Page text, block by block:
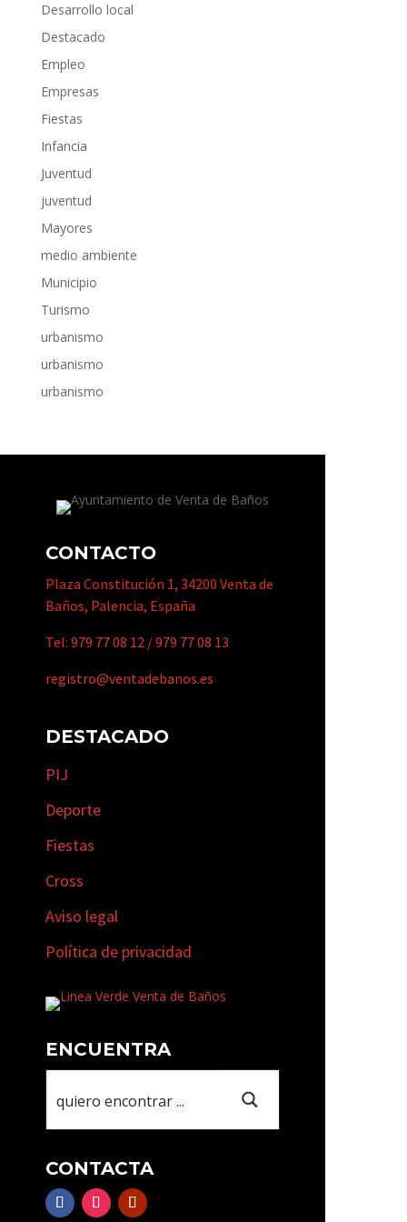
Desarrollo local
Destacado
Empleo
Empresas
Fiestas
Infancia
Juventud
juventud
Mayores
medio ambiente
Municipio
Turismo
urbanismo
urbanismo
urbanismo
CONTACTO
Plaza Constitución 1, 34200 Venta de
Baños, Palencia, España
Tel: 979 77 08 12 /979 77 08 13
registro@ventadebanos.es
DESTACADO
PIJ
Deporte
Fiestas
Cross
Aviso legal
Política de privacidad
ENCUENTRA
CONTACTA